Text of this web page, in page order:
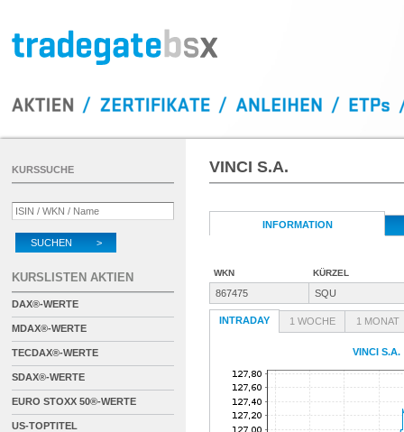
VINCI S.A.
INFORMATION
WKN KÜRZEL
867475 SQU
INTRADAY 1 WOCHE 1 MONAT
VINCI S.A.
KURSSUCHE
SUCHEN >
KURSLISTEN AKTIEN
DAX®-WERTE
MDAX®-WERTE
TECDAX®-WERTE
SDAX®-WERTE
EURO STOXX 50®-WERTE
US-TOPTITEL